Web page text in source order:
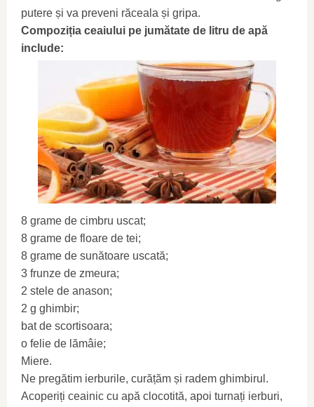
putere și va preveni răceala și gripa.
Compoziția ceaiului pe jumătate de litru de apă
include:
8 grame de cimbru uscat;
8 grame de floare de tei;
8 grame de sunătoare uscată;
3 frunze de zmeura;
2 stele de anason;
2 g ghimbir;
bat de scortisoara;
o felie de lămâie;
Miere.
Ne pregătim ierburile, curățăm și radem ghimbirul.
Acoperiți ceainic cu apă clocotită, apoi turnați ierburi,